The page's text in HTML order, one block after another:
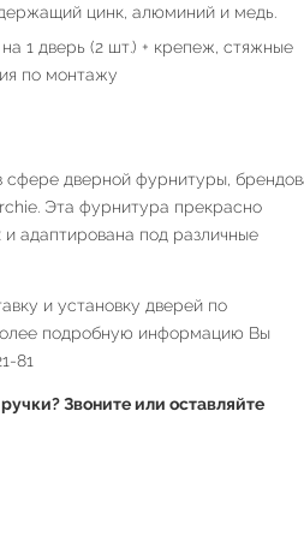
цинк, алюминий и медь.
1 дверь (2 шт.) + крепеж, стяжные
по монтажу
дверной фурнитуры,
Эта фурнитура прекрасно
и адаптирована под различные
и установку дверей по
подробную информацию Вы
81
Звоните или оставляйте